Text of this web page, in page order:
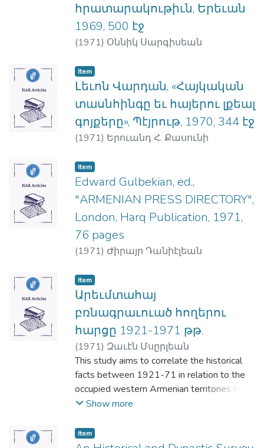
հրատարակութիւն, Երեւան
1969, 500 էջ
(1971) Օննիկ Սարգիսեան
Item
Լեւոն Վարդան, «Հայկական
տասնհինգը եւ հայերու լքեալ
գոյքերը», Պէյրութ, 1970, 344 էջ
(1971) Երուանդ Հ. Քասունի
Item
Edward Gulbekian, ed.,
"ARMENIAN PRESS DIRECTORY",
London, Harq Publication, 1971,
76 pages
(1971) Ժիրայր Դանիէլեան
Item
Արեւմտահայ
բռնագրաւուած հողերու
հարցը 1921-1971 թթ.
(1971) Զաւէն Մսըրլեան
This study aims to correlate the historical
facts between 1921-71 in relation to the
occupied western Armenian territories now
in Turkey, mainly in relation to the districts of
policies of the concerned nations, Turkey,
Show more
Item